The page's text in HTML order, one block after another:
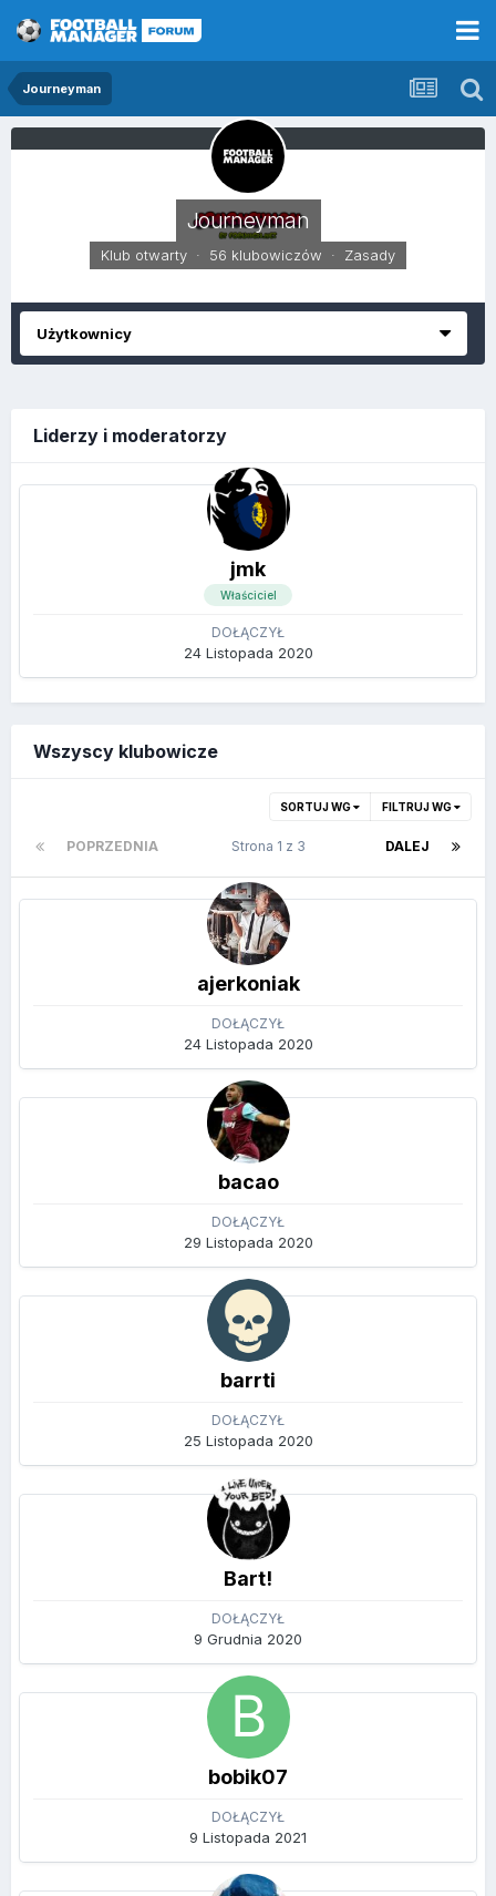
Journeyman
Journeyman
Klub otwarty · 56 klubowiczów · Zasady
Użytkownicy
Liderzy i moderatorzy
jmk
Właściciel
DOŁĄCZYŁ
24 Listopada 2020
Wszyscy klubowicze
SORTUJ WG FILTRUJ WG
POPRZEDNIA DALEJ
Strona 1 z 3
ajerkoniak
DOŁĄCZYŁ
24 Listopada 2020
bacao
DOŁĄCZYŁ
29 Listopada 2020
barrti
DOŁĄCZYŁ
25 Listopada 2020
Bart!
DOŁĄCZYŁ
9 Grudnia 2020
bobik07
DOŁĄCZYŁ
9 Listopada 2021